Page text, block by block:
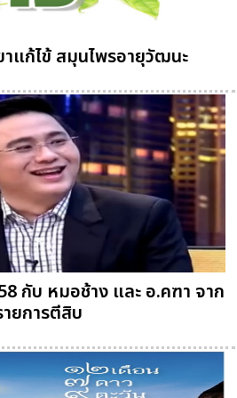
แก้ไข้ สมุนไพรอายุวัฒนะ
กับ หมอช้าง และ อ.คฑา จาก
ายการตีสิบ